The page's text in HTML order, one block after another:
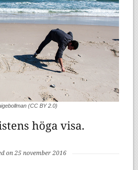
(CC BY 2.0)
höga visa.
on 25 november 2016